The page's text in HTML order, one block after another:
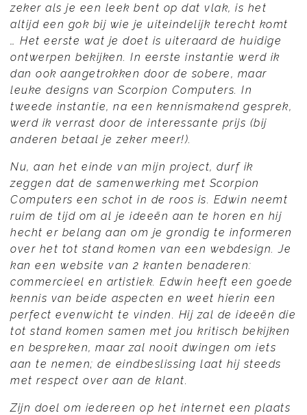
zeker als je een leek bent op dat vlak, is het
altijd een gok bij wie je uiteindelijk terecht komt
… Het eerste wat je doet is uiteraard de huidige
ontwerpen bekijken. In eerste instantie werd ik
dan ook aangetrokken door de sobere, maar
leuke designs van Scorpion Computers. In
tweede instantie, na een kennismakend gesprek,
werd ik verrast door de interessante prijs (bij
anderen betaal je zeker meer!).
Nu, aan het einde van mijn project, durf ik
zeggen dat de samenwerking met Scorpion
Computers een schot in de roos is. Edwin neemt
ruim de tijd om al je ideeën aan te horen en hij
hecht er belang aan om je grondig te informeren
over het tot stand komen van een webdesign. Je
kan een website van 2 kanten benaderen:
commercieel en artistiek. Edwin heeft een goede
kennis van beide aspecten en weet hierin een
perfect evenwicht te vinden. Hij zal de ideeën die
tot stand komen samen met jou kritisch bekijken
en bespreken, maar zal nooit dwingen om iets
aan te nemen; de eindbeslissing laat hij steeds
met respect over aan de klant.
Zijn doel om iedereen op het internet een plaats